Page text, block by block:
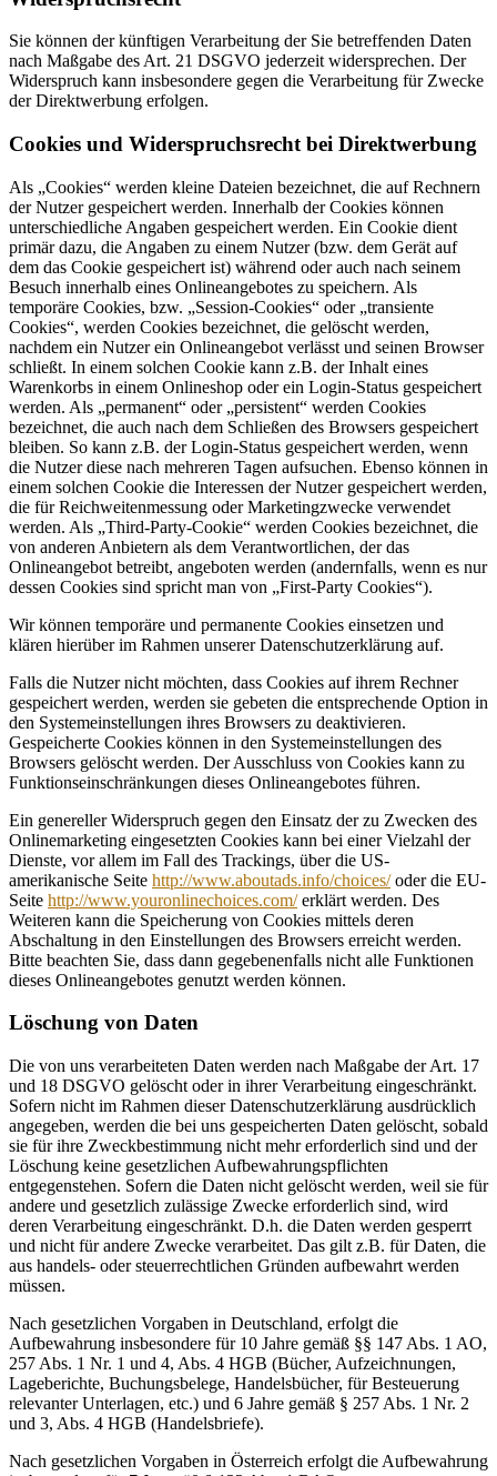
Sie können der künftigen Verarbeitung der Sie betreffenden Daten
nach Maßgabe des Art. 21 DSGVO jederzeit widersprechen. Der
Widerspruch kann insbesondere gegen die Verarbeitung für Zwecke
der Direktwerbung erfolgen.
Cookies und Widerspruchsrecht bei Direktwerbung
Als „Cookies“ werden kleine Dateien bezeichnet, die auf Rechnern
der Nutzer gespeichert werden. Innerhalb der Cookies können
unterschiedliche Angaben gespeichert werden. Ein Cookie dient
primär dazu, die Angaben zu einem Nutzer (bzw. dem Gerät auf
dem das Cookie gespeichert ist) während oder auch nach seinem
Besuch innerhalb eines Onlineangebotes zu speichern. Als
temporäre Cookies, bzw. „Session-Cookies“ oder „transiente
Cookies“, werden Cookies bezeichnet, die gelöscht werden,
nachdem ein Nutzer ein Onlineangebot verlässt und seinen Browser
schließt. In einem solchen Cookie kann z.B. der Inhalt eines
Warenkorbs in einem Onlineshop oder ein Login-Status gespeichert
werden. Als „permanent“ oder „persistent“ werden Cookies
bezeichnet, die auch nach dem Schließen des Browsers gespeichert
bleiben. So kann z.B. der Login-Status gespeichert werden, wenn
die Nutzer diese nach mehreren Tagen aufsuchen. Ebenso können in
einem solchen Cookie die Interessen der Nutzer gespeichert werden,
die für Reichweitenmessung oder Marketingzwecke verwendet
werden. Als „Third-Party-Cookie“ werden Cookies bezeichnet, die
von anderen Anbietern als dem Verantwortlichen, der das
Onlineangebot betreibt, angeboten werden (andernfalls, wenn es nur
dessen Cookies sind spricht man von „First-Party Cookies“).
Wir können temporäre und permanente Cookies einsetzen und
klären hierüber im Rahmen unserer Datenschutzerklärung auf.
Falls die Nutzer nicht möchten, dass Cookies auf ihrem Rechner
gespeichert werden, werden sie gebeten die entsprechende Option in
den Systemeinstellungen ihres Browsers zu deaktivieren.
Gespeicherte Cookies können in den Systemeinstellungen des
Browsers gelöscht werden. Der Ausschluss von Cookies kann zu
Funktionseinschränkungen dieses Onlineangebotes führen.
Ein genereller Widerspruch gegen den Einsatz der zu Zwecken des
Onlinemarketing eingesetzten Cookies kann bei einer Vielzahl der
Dienste, vor allem im Fall des Trackings, über die US-
amerikanische Seite http://www.aboutads.info/choices/oder die EU-
Seite http://www.youronlinechoices.com/erklärt werden. Des
Weiteren kann die Speicherung von Cookies mittels deren
Abschaltung in den Einstellungen des Browsers erreicht werden.
Bitte beachten Sie, dass dann gegebenenfalls nicht alle Funktionen
dieses Onlineangebotes genutzt werden können.
Löschung von Daten
Die von uns verarbeiteten Daten werden nach Maßgabe der Art. 17
und 18 DSGVO gelöscht oder in ihrer Verarbeitung eingeschränkt.
Sofern nicht im Rahmen dieser Datenschutzerklärung ausdrücklich
angegeben, werden die bei uns gespeicherten Daten gelöscht, sobald
sie für ihre Zweckbestimmung nicht mehr erforderlich sind und der
Löschung keine gesetzlichen Aufbewahrungspflichten
entgegenstehen. Sofern die Daten nicht gelöscht werden, weil sie für
andere und gesetzlich zulässige Zwecke erforderlich sind, wird
deren Verarbeitung eingeschränkt. D.h. die Daten werden gesperrt
und nicht für andere Zwecke verarbeitet. Das gilt z.B. für Daten, die
aus handels- oder steuerrechtlichen Gründen aufbewahrt werden
müssen.
Nach gesetzlichen Vorgaben in Deutschland, erfolgt die
Aufbewahrung insbesondere für 10 Jahre gemäß §§ 147 Abs. 1 AO,
257 Abs. 1 Nr. 1 und 4, Abs. 4 HGB (Bücher, Aufzeichnungen,
Lageberichte, Buchungsbelege, Handelsbücher, für Besteuerung
relevanter Unterlagen, etc.) und 6 Jahre gemäß § 257 Abs. 1 Nr. 2
und 3, Abs. 4 HGB (Handelsbriefe).
Nach gesetzlichen Vorgaben in Österreich erfolgt die Aufbewahrung